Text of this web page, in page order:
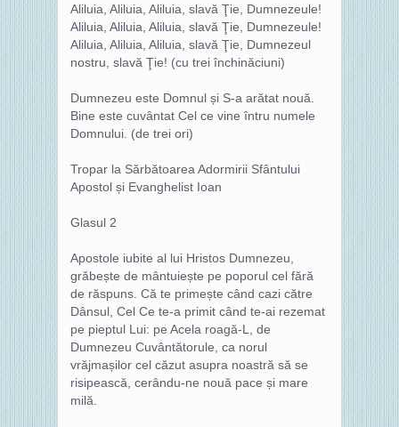
Aliluia, Aliluia, Aliluia, slavă Ţie, Dumnezeule!
Aliluia, Aliluia, Aliluia, slavă Ţie, Dumnezeule!
Aliluia, Aliluia, Aliluia, slavă Ţie, Dumnezeul
nostru, slavă Ţie! (cu trei închinăciuni)
Dumnezeu este Domnul și S-a arătat nouă.
Bine este cuvântat Cel ce vine întru numele
Domnului. (de trei ori)
Tropar la Sărbătoarea Adormirii Sfântului
Apostol și Evanghelist Ioan
Glasul 2
Apostole iubite al lui Hristos Dumnezeu,
grăbește de mântuiește pe poporul cel fără
de răspuns. Că te primește când cazi către
Dânsul, Cel Ce te-a primit când te-ai rezemat
pe pieptul Lui: pe Acela roagă-L, de
Dumnezeu Cuvântătorule, ca norul
vrăjmașilor cel căzut asupra noastră să se
risipească, cerându-ne nouă pace și mare
milă.